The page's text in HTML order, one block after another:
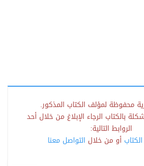
محفوظة لمؤلف الكتاب المذكور.
بالكتاب الرجاء الإبلاغ من خلال أحد
الروابط التالية:
أو من خلال التواصل معنا